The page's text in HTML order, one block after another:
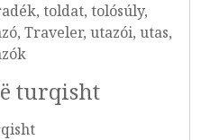
toldat, tolósúly,
Traveler, utazói, utas,
turqisht